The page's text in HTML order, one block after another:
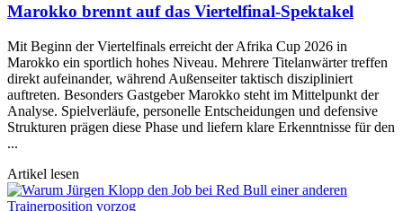
Marokko brennt auf das Viertelfinal-Spektakel
Mit Beginn der Viertelfinals erreicht der Afrika Cup 2026 in
Marokko ein sportlich hohes Niveau. Mehrere Titelanwärter treffen
direkt aufeinander, während Außenseiter taktisch diszipliniert
auftreten. Besonders Gastgeber Marokko steht im Mittelpunkt der
Analyse. Spielverläufe, personelle Entscheidungen und defensive
Strukturen prägen diese Phase und liefern klare Erkenntnisse für den
...
Artikel lesen